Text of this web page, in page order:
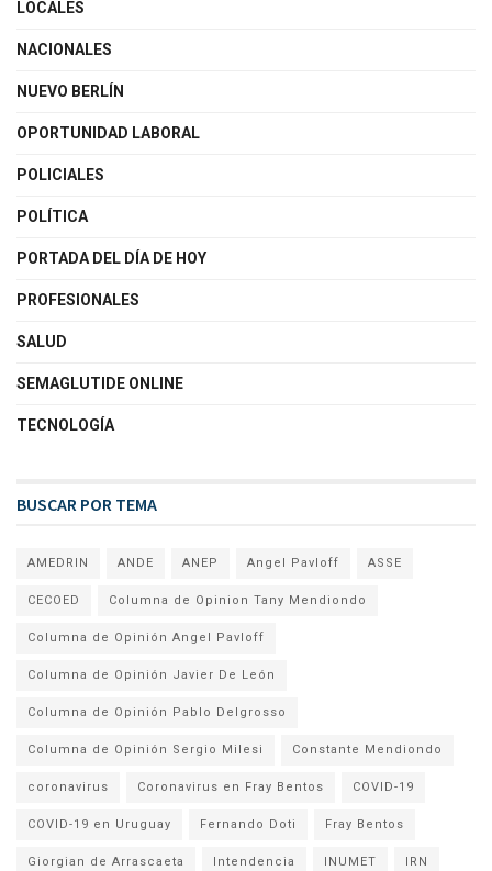
LOCALES
NACIONALES
NUEVO BERLÍN
OPORTUNIDAD LABORAL
POLICIALES
POLÍTICA
PORTADA DEL DÍA DE HOY
PROFESIONALES
SALUD
SEMAGLUTIDE ONLINE
TECNOLOGÍA
BUSCAR POR TEMA
AMEDRIN ANDE ANEP Angel Pavloff ASSE
CECOED Columna de Opinion Tany Mendiondo
Columna de Opinión Angel Pavloff
Columna de Opinión Javier De León
Columna de Opinión Pablo Delgrosso
Columna de Opinión Sergio Milesi Constante Mendiondo
coronavirus Coronavirus en Fray Bentos COVID-19
COVID-19 en Uruguay Fernando Doti Fray Bentos
Giorgian de Arrascaeta Intendencia INUMET IRN